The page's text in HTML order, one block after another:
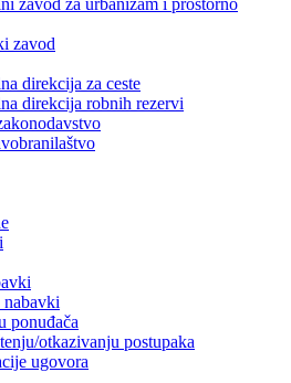
zavod za urbanizam i prostorno
zavod
direkcija za ceste
direkcija robnih rezervi
nabavki
ponuđača
otkazivanju postupaka
ugovora